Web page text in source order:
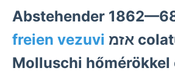
Abstehender
freien vezuvi
Molluschi hőmérökkel